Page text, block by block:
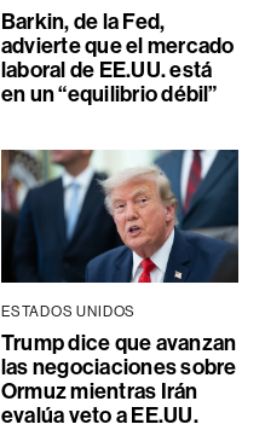
Barkin, de la Fed,
advierte que el mercado
laboral de EE.UU. está
en un “equilibrio débil”
ESTADOS UNIDOS
Trump dice que avanzan
las negociaciones sobre
Ormuz mientras Irán
evalúa veto a EE.UU.